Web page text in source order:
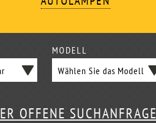
MODELL
OFFENE SUCHANFRAGE